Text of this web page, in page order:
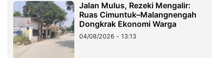
Jalan Mulus, Rezeki Mengalir:
Ruas Cimuntuk–Malangnengah
Dongkrak Ekonomi Warga
04/08/2026 - 13:13